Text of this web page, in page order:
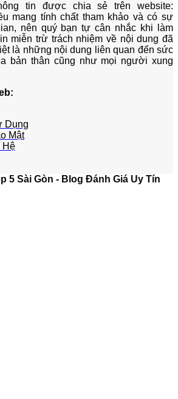
tin được chia sẻ trên website:
mang tính chất tham khảo và có sự
nên quý bạn tự cân nhắc khi làm
miễn trừ trách nhiệm về nội dung đã
là những nội dung liên quan đến sức
bản thân cũng như mọi người xung
Dụng
Mật
Hệ
5 Sài Gòn - Blog Đánh Giá Uy Tín